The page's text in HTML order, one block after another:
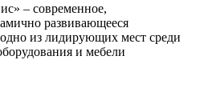
– современное,
развивающееся
из лидирующих мест среди
и мебели